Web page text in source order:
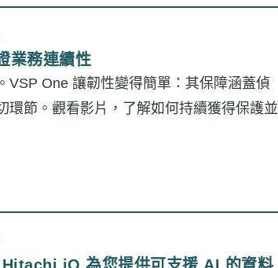
業務連續性
VSP One 讓韌性變得簡單：其保障涵蓋偵
環節。觀看影片，了解如何持續獲得保護並
iQ 為您提供可支援 AI 的資料